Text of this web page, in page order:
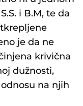
i B.M, te da
je da ne
krivična
dužnosti,
na njih